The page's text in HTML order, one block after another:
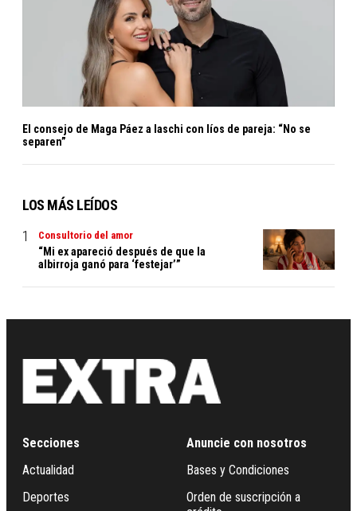
El consejo de Maga Páez a laschi con líos de pareja: “No se
separen”
LOS MÁS LEÍDOS
Consultorio del amor
“Mi ex apareció después de que la
albirroja ganó para ‘festejar’”
Secciones
Actualidad
Deportes
Anuncie con nosotros
Bases y Condiciones
Orden de suscripción a